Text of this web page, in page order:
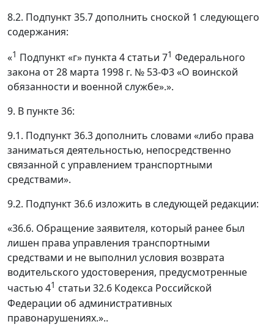
8.2. Подпункт 35.7 дополнить сноской 1 следующего
содержания:
«1 Подпункт «г» пункта 4 статьи 71 Федерального
закона от 28 марта 1998 г. № 53-Ф3 «О воинской
обязанности и военной службе».».
9. В пункте 36:
9.1. Подпункт 36.3 дополнить словами «либо права
заниматься деятельностью, непосредственно
связанной с управлением транспортными
средствами».
9.2. Подпункт 36.6 изложить в следующей редакции:
«36.6. Обращение заявителя, который ранее был
лишен права управления транспортными
средствами и не выполнил условия возврата
водительского удостоверения, предусмотренные
частью 41 статьи 32.6 Кодекса Российской
Федерации об административных
правонарушениях.»..